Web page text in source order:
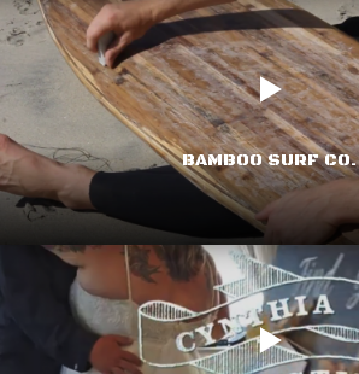
BAMBOO SURF CO.